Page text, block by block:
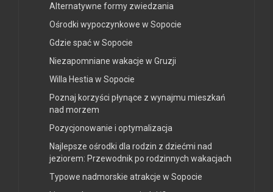
Alternatywne formy zwiedzania
Ośrodki wypoczynkowe w Sopocie
Gdzie spać w Sopocie
Niezapomniane wakacje w Gruzji
Willa Hestia w Sopocie
Poznaj korzyści płynące z wynajmu mieszkań
nad morzem
Pozycjonowanie i optymalizacja
Najlepsze ośrodki dla rodzin z dziećmi nad
jeziorem: Przewodnik po rodzinnych wakacjach
Typowe nadmorskie atrakcje w Sopocie